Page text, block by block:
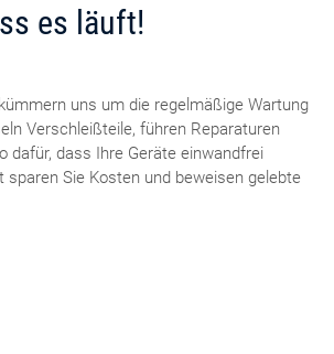
es läuft!
uns um die regelmäßige Wartung
Verschleißteile, führen Reparaturen
dafür, dass Ihre Geräte einwandfrei
sparen Sie Kosten und beweisen gelebte